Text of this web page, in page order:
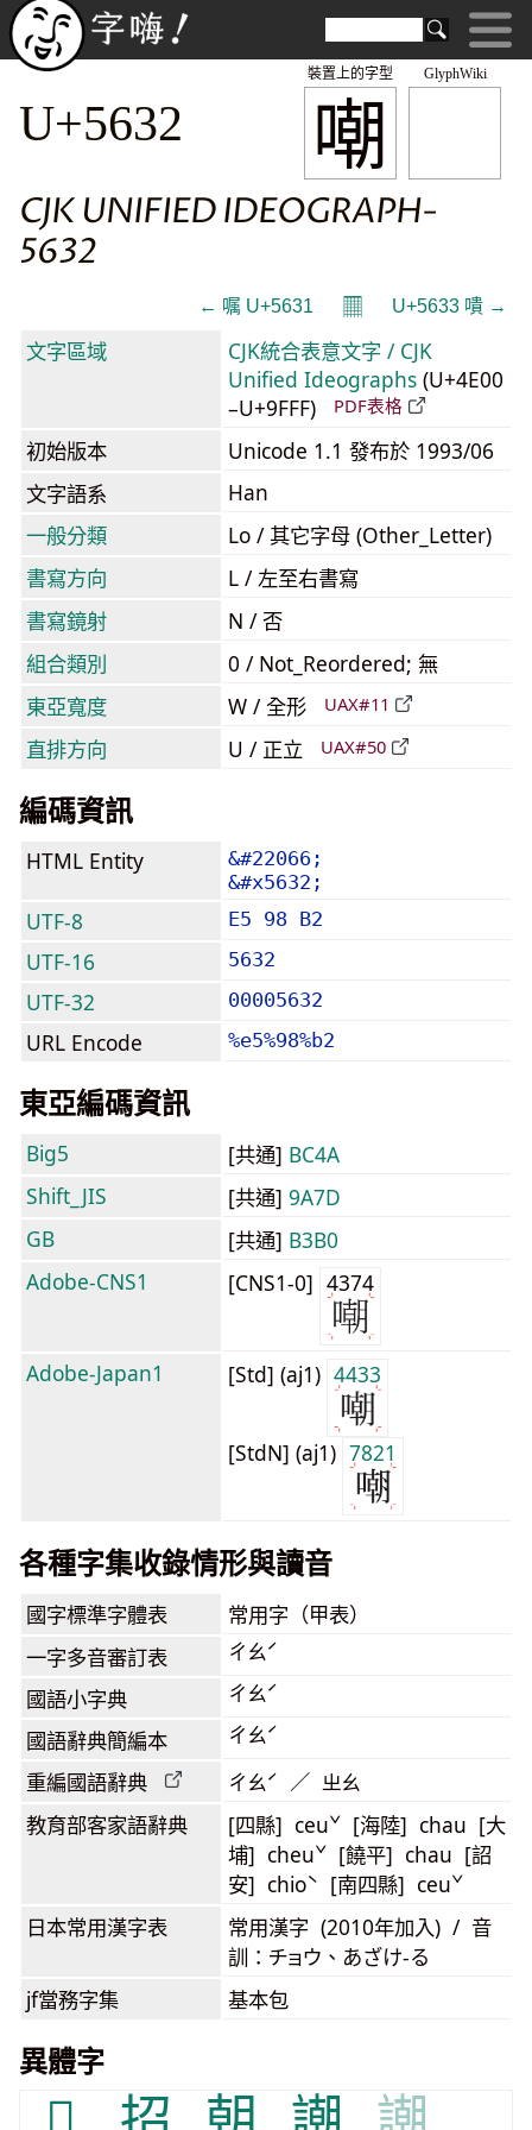
GlyphWiki
嘲
裝置上的字型
U+5632
CJK UNIFIED IDEOGRAPH-
5632
← 嘱 U+5631 𝄜 U+5633 嘳 →
文字區域
CJK統合表意文字 / CJK
Unified Ideographs (U+4E00
–U+9FFF)
PDF表格
初始版本
Unicode 1.1 發布於 1993/06
文字語系
Han
一般分類
Lo / 其它字母 (Other_Letter)
書寫方向
L / 左至右書寫
書寫鏡射
N / 否
組合類別
0 / Not_Reordered; 無
東亞寬度
W / 全形 UAX#11
直排方向 U / 正立 UAX#50
編碼資訊
HTML Entity
&#22066;
&#x5632;
UTF-8 E5 98 B2
UTF-16 5632
UTF-32 00005632
URL Encode %e5%98%b2
東亞編碼資訊
Big5 [共通] BC4A
Shift_JIS
[共通] 9A7D
GB
[共通] B3B0
Adobe-CNS1
[CNS1-0] 4374
Adobe-Japan1 [Std] (aj1) 4433
[StdN] (aj1) 7821
各種字集收錄情形與讀音
國字標準字體表 常用字（甲表）
一字多音審訂表 ㄔㄠˊ
國語小字典 ㄔㄠˊ
國語辭典簡編本 ㄔㄠˊ
重編國語辭典 ㄔㄠˊ ／ ㄓㄠ
教育部客家語辭典
[四縣] ceuˇ [海陸] chau [大
埔] cheuˇ [饒平] chau [詔
安] chioˋ [南四縣] ceuˇ
日本常用漢字表
常用漢字 (2010年加入) / 音
訓：チョウ、あざけ-る
jf當務字集 基本包
異體字